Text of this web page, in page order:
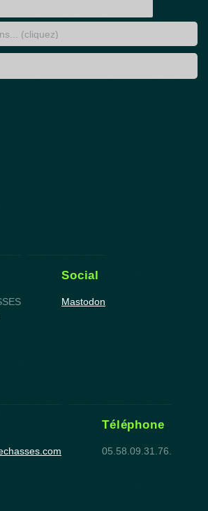
Social
Mastodon
Téléphone
05.58.09.31.76.